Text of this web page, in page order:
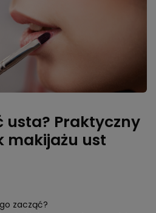
usta? Praktyczny
makijażu ust
zacząć?